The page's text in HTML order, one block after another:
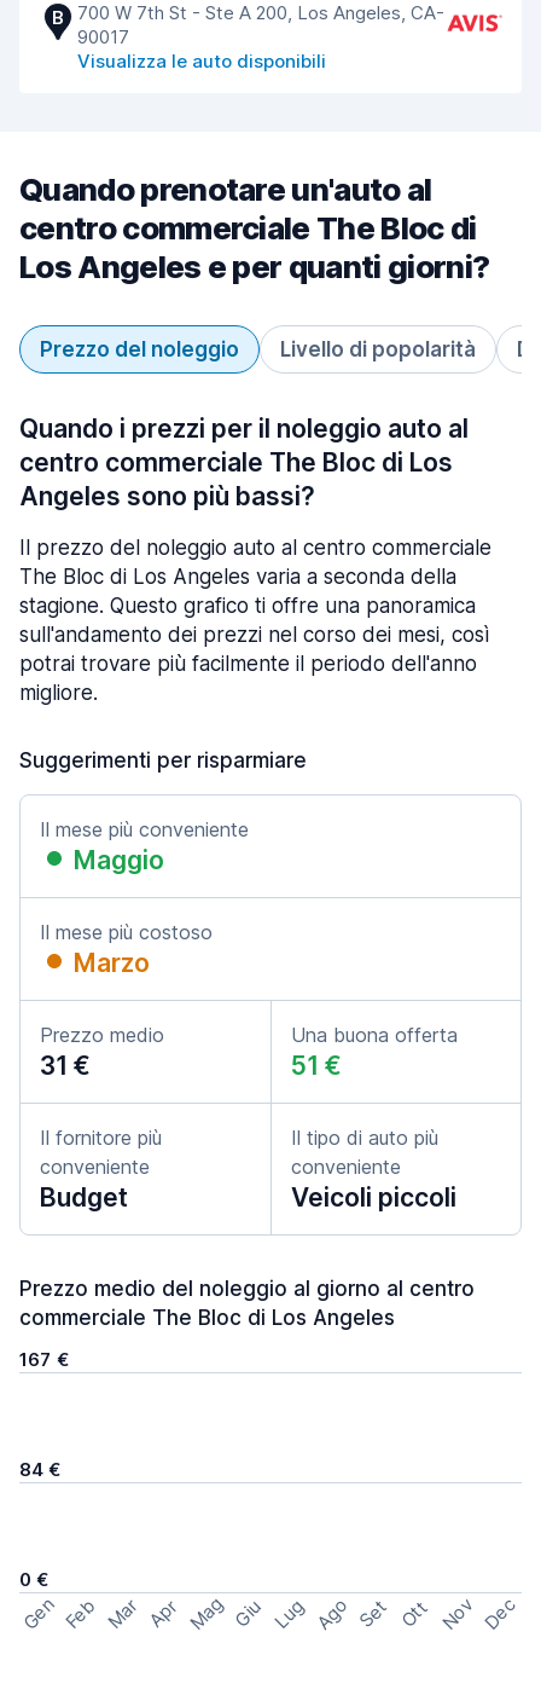
B
700 W 7th St - Ste A 200, Los Angeles, CA-
90017
Visualizza le auto disponibili
Quando prenotare un'auto al
centro commerciale The Bloc di
Los Angeles e per quanti giorni?
Prezzo del noleggio Livello di popolarità
Quando i prezzi per il noleggio auto al
centro commerciale The Bloc di Los
Angeles sono più bassi?
Il prezzo del noleggio auto al centro commerciale
The Bloc di Los Angeles varia a seconda della
stagione. Questo grafico ti offre una panoramica
sull'andamento dei prezzi nel corso dei mesi, così
potrai trovare più facilmente il periodo dell'anno
migliore.
Suggerimenti per risparmiare
Il mese più conveniente
Maggio
Il mese più costoso
Marzo
Prezzo medio
31 €
Una buona offerta
51 €
Il fornitore più
conveniente
Budget
Il tipo di auto più
conveniente
Veicoli piccoli
Prezzo medio del noleggio al giorno al centro
commerciale The Bloc di Los Angeles
167 €
84 €
0 €
Gen Feb Mar Apr Mag Giu Lug Ago Set Ott Nov Dec